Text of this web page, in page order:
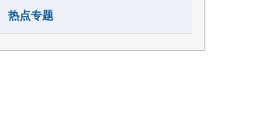
热点专题